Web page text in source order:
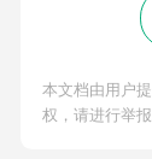
本文档由用户
权，请进行举